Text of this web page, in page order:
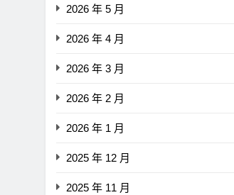
2026 年 5 月
2026 年 4 月
2026 年 3 月
2026 年 2 月
2026 年 1 月
2025 年 12 月
2025 年 11 月
最新資訊
法案最後闖關！開發
總統道德條款成兩大